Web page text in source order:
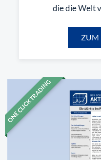
die die Welt
ZUM
ONE CLICK TRADING